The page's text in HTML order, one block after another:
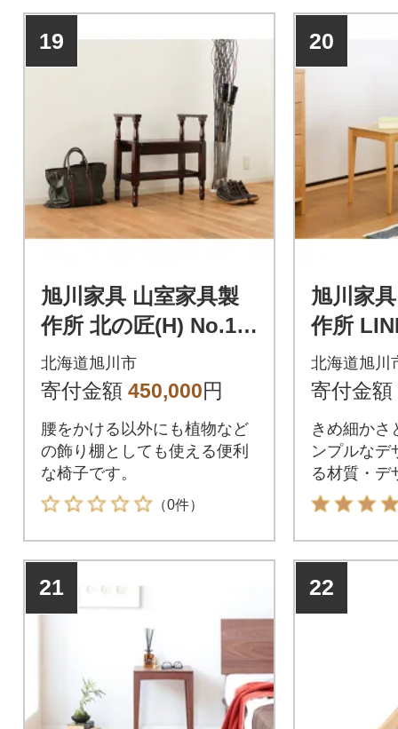
19
旭川家具 山室家具製
作所 北の匠(H) No.17
高座椅子 カバ_00274
北海道旭川市
寄付金額 450,000円
腰をかける以外にも植物など
の飾り棚としても使える便利
な椅子です。
（0件）
20
旭川家
作所
o.109
ミズナ
北海道旭川
寄付金額
きめ細かさ
ンプルなデ
る材質・デ
アとも調和
21 22